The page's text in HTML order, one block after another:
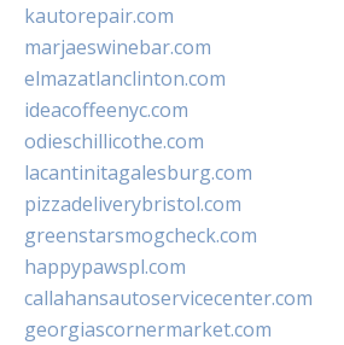
kautorepair.com
marjaeswinebar.com
elmazatlanclinton.com
ideacoffeenyc.com
odieschillicothe.com
lacantinitagalesburg.com
pizzadeliverybristol.com
greenstarsmogcheck.com
happypawspl.com
callahansautoservicecenter.com
georgiascornermarket.com